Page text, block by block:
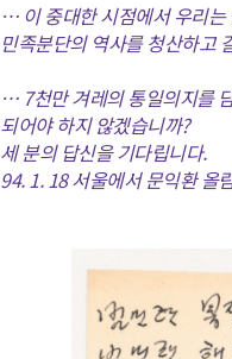
… 이 중대한 시점에서 우리
민족분단의 역사를 청산하고
… 7천만 겨레의 통일의지를
되어야 하지 않겠습니까?
세 분의 답신을 기다립니다.
94. 1. 18 서울에서 문익환 올